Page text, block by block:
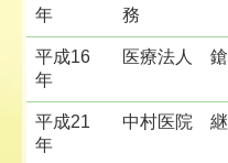
年
務
平成16
年
医療法人
平成21
年
中村医院 継